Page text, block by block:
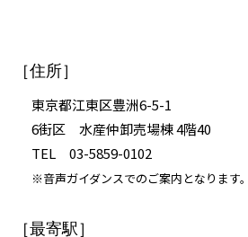
［住所］
東京都江東区豊洲6-5-1
6街区 水産仲卸売場棟 4階40
TEL 03-5859-0102
※音声ガイダンスでのご案内となります。
［最寄駅］